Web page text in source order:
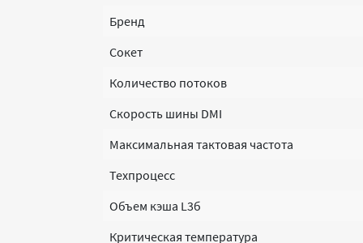
Бренд
Сокет
Количество потоков
Скорость шины DMI
Максимальная тактовая частота
Техпроцесс
Объем кэша L3б
Критическая температура